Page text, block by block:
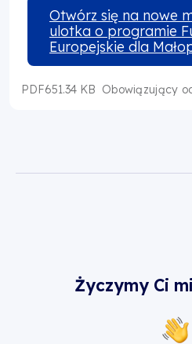
Otwórz się na nowe
ulotka o programie
Europejskie dla
PDF651.34 KB Obowiązujący
Życzymy Ci